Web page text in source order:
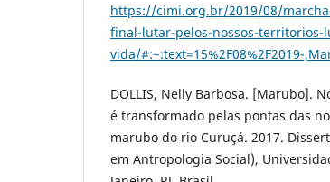
https://cimi.org.br/2019/08/
final-lutar-pelos-nossos-territorios-
vida/#:~:text=15%2F08%2F2019-
DOLLIS, Nelly Barbosa. [Marubo].
é transformado pelas pontas das
marubo do rio Curuçá. 2017.
em Antropologia Social),